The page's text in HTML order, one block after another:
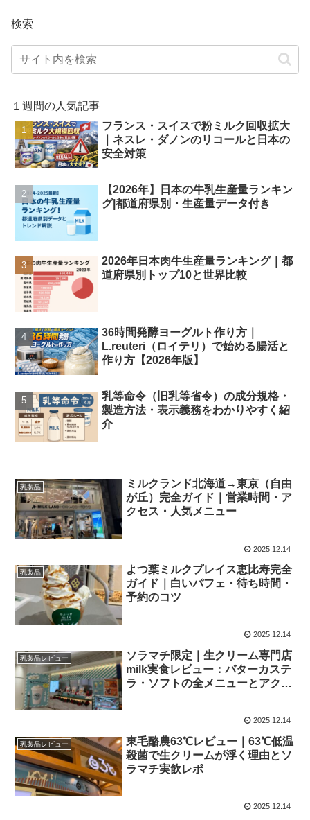
検索
１週間の人気記事
フランス・スイスで粉ミルク回収拡大
｜ネスレ・ダノンのリコールと日本の
安全対策
【2026年】日本の牛乳生産量ランキン
グ|都道府県別・生産量データ付き
2026年日本肉牛生産量ランキング｜都
道府県別トップ10と世界比較
36時間発酵ヨーグルト作り方｜
L.reuteri（ロイテリ）で始める腸活と
作り方【2026年版】
乳等命令（旧乳等省令）の成分規格・
製造方法・表示義務をわかりやすく紹
介
乳製品
ミルクランド北海道→東京（自由
が丘）完全ガイド｜営業時間・ア
クセス・人気メニュー
2025.12.14
乳製品
よつ葉ミルクプレイス恵比寿完全
ガイド｜白いパフェ・待ち時間・
予約のコツ
2025.12.14
乳製品レビュー
ソラマチ限定｜生クリーム専門店
milk実食レビュー：バターカステ
ラ・ソフトの全メニューとアクセ
2025.12.14
乳製品レビュー
東毛酪農63℃レビュー｜63℃低温
殺菌で生クリームが浮く理由とソ
ラマチ実飲レポ
2025.12.14